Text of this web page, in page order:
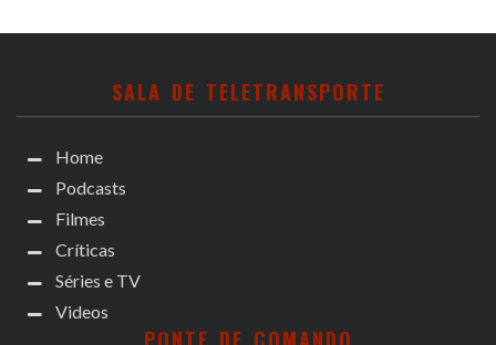
SALA DE TELETRANSPORTE
Home
Podcasts
Filmes
Críticas
Séries e TV
Videos